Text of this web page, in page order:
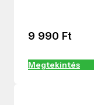
9 990 Ft
Megtekintés